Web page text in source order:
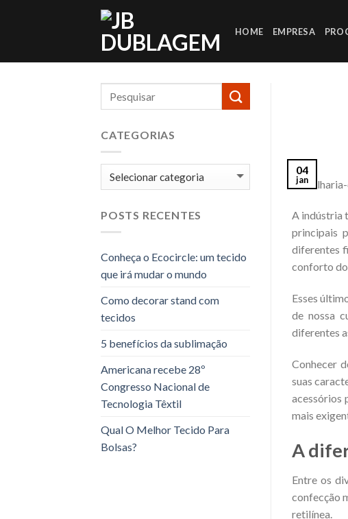
HOME EMPRESA
CATEGORIAS
Categorias
POSTS RECENTES
Conheça o Ecocircle: um tecido
que irá mudar o mundo
Como decorar stand com
tecidos
5 benefícios da sublimação
Americana recebe 28º
Congresso Nacional de
Tecnologia Têxtil
Qual O Melhor Tecido Para
Bolsas?
04
jan
A indústria
principais
diferentes
conforto
Esses
de nossa
diferentes
Conhecer
suas
acessórios
mais
A
Entre os
confecção
retilínea.